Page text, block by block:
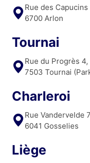
Rue des Capucins
6700 Arlon
Tournai
Rue du Progrès 4,
7503 Tournai
Charleroi
Rue Vandervelde
6041 Gosselies
Liège